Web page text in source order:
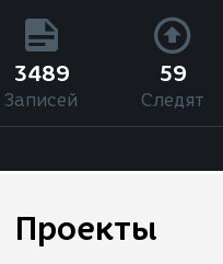
3489
Записей
59
Следят
Проекты